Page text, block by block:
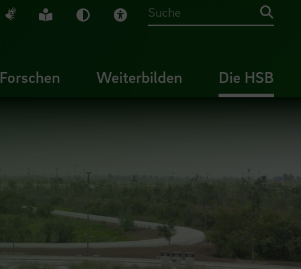
Deutsche Gebärdensprache
Leichte Sprache
Dunkel-Modus
Visuelle Hilfe
Suche
Forschen Weiterbilden Die HSB